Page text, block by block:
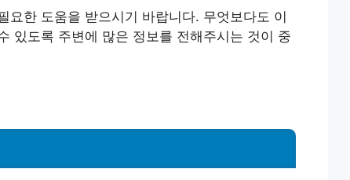
요한 도움을 받으시기 바랍니다. 무엇보다도 이
있도록 주변에 많은 정보를 전해주시는 것이 중